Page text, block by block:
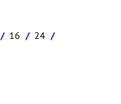
/ 16 / 24 /